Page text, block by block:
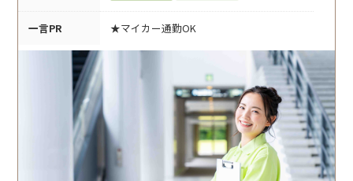
一言PR ★マイカー通勤OK